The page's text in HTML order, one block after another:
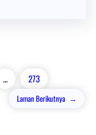
… 273
Laman Berikutnya →